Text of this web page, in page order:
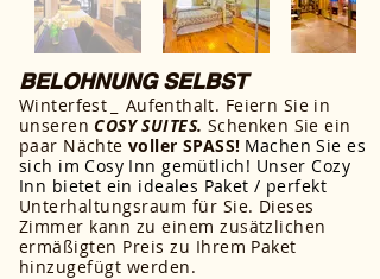
BELOHNUNG SELBST
Winterfest
Aufenthalt. Feiern Sie in
unserenCOSY SUITES. Schenken Sie ein
paar Nächtevoller SPASS! Machen Sie es
sich im Cosy Inn gemütlich! Unser Cozy
Inn bietet ein ideales Paket / perfekt
Unterhaltungsraum für Sie. Dieses
Zimmer kann zu einem zusätzlichen
ermäßigten Preis zu Ihrem Paket
hinzugefügt werden.